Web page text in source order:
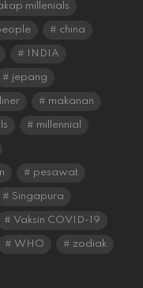
millenials
china
INDIA
jepang
makanan
millennial
pesawat
Singapura
Vaksin COVID-19
WHO zodiak